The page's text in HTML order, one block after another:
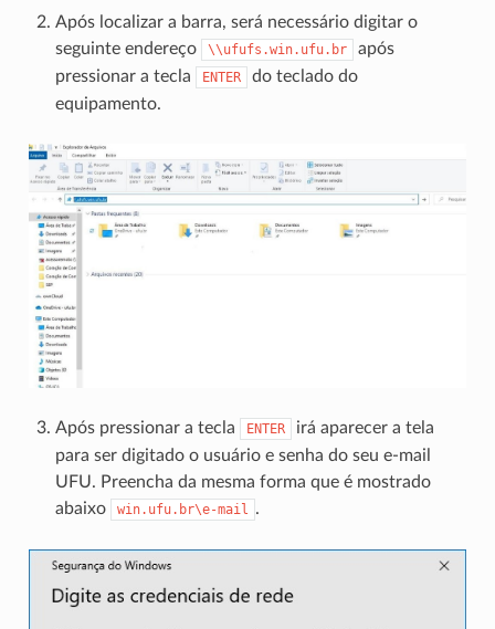
Após localizar a barra, será necessário digitar o
seguinte endereço
\\ufufs.win.ufu.br
após
pressionar a tecla
ENTER
do teclado do
equipamento.
Após pressionar a tecla ENTER
irá aparecer a tela
para ser digitado o usuário e senha do seu e-mail
UFU. Preencha da mesma forma que é mostrado
abaixo
win.ufu.br\e-mail .